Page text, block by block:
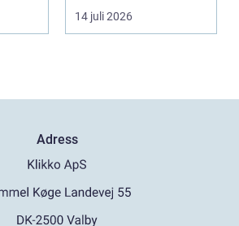
montering och rege...
14 juli 2026
Adress